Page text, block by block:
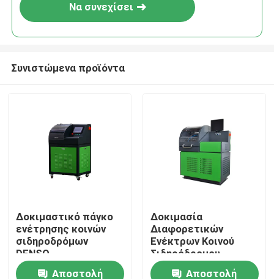
Προϊόντα
Περίπου εμείς
Να συνεχίσει
Συνιστώμενα προϊόντα
Δοκιμαστικό πάγκο
ενέτρησης κοινών
σιδηροδρόμων
DENSO
Αποστολή
Δοκιμασία
Διαφορετικών
Ενέκτρων Κοινού
Σιδηρόδρομου
Αποστολή